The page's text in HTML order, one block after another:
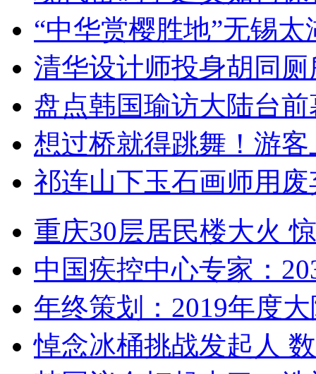
“中华赏樱胜地”无锡
清华设计师投身胡同
盘点韩国瑜访大陆台
想过桥就得跳舞！游客
祁连山下玉石画师用
重庆30层居民楼大火
中国疾控中心专家：
年终策划：2019年度
悼念冰桶挑战发起人